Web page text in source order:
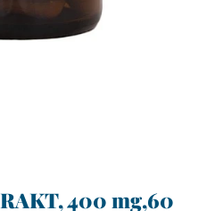
400 mg,60